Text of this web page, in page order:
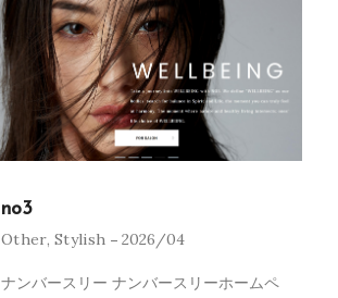
no3
Other,Stylish 2026/04
ナンバースリー ナンバースリーホームペ